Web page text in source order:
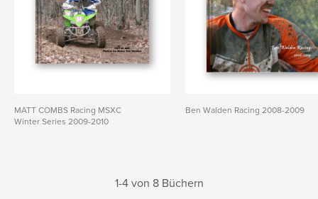
MATT COMBS Racing MSXC
Winter Series 2009-2010
Ben Walden Racing 2008-2009
1-4 von 8 Büchern